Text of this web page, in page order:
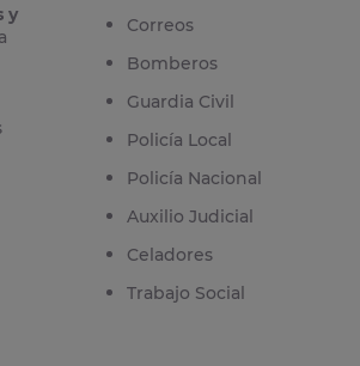
y
Correos
Bomberos
Guardia Civil
Policía Local
Policía Nacional
Auxilio Judicial
Celadores
Trabajo Social